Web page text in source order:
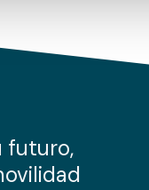
el uso que haga del
de redes sociales,
futuro,